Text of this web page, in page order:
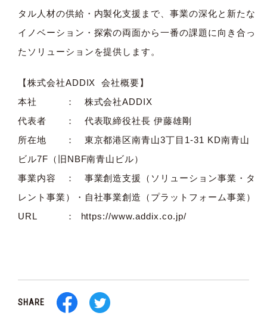
タル人材の供給・内製化支援まで、事業の深化と新たな
イノベーション・探索の両面から一番の課題に向き合っ
たソリューションを提供します。
【株式会社ADDIX 会社概要】
本社 ： 株式会社ADDIX
代表者 ： 代表取締役社長 伊藤雄剛
所在地 ： 東京都港区南青山3丁目1-31 KD南青山
ビル7F（旧NBF南青山ビル）
事業内容 ： 事業創造支援（ソリューション事業・タ
レント事業）・自社事業創造（プラットフォーム事業）
URL ： https://www.addix.co.jp/
SHARE